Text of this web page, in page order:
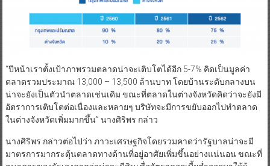
“ปีหน้าเราตั้งเป้าภาพรวมตลาดน่าจะเติบโตได้อีก 5-7% คิดเป็นมูลค่า
น่าจะยังเป็นตัวนำตลาดเช่นเดิม ขณะที่ตลาดในต่างจังหวัดคิดว่าจะยังมี
อัตราการเติบโตต่อเนื่องและหลายๆ บริษัทจะมีการขยับออกไปทำตลาด
ในต่างจังหวัดเพิ่มมากขึ้น” นางศิริพร กล่าว
นางศิริพร กล่าวต่อไปว่า ภาวะเศรษฐกิจโดยรวมคาดว่ารัฐบาลน่าจะมี
ธนาคารของรัฐเองคาดว่าน่าจะมีสินเชื่ออัตราดอกเบี้ยต่ำออกมาให้ผู้
บริโภคได้มากขึ้นตามนโยบายที่ผลักดันมาจากภาครัฐเพิ่มมากขึ้น โดยใน